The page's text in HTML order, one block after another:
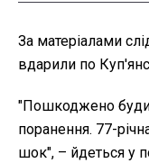
За матеріалами
вдарили по
"Пошкоджено
поранення. 77-
шок", – йдеться у